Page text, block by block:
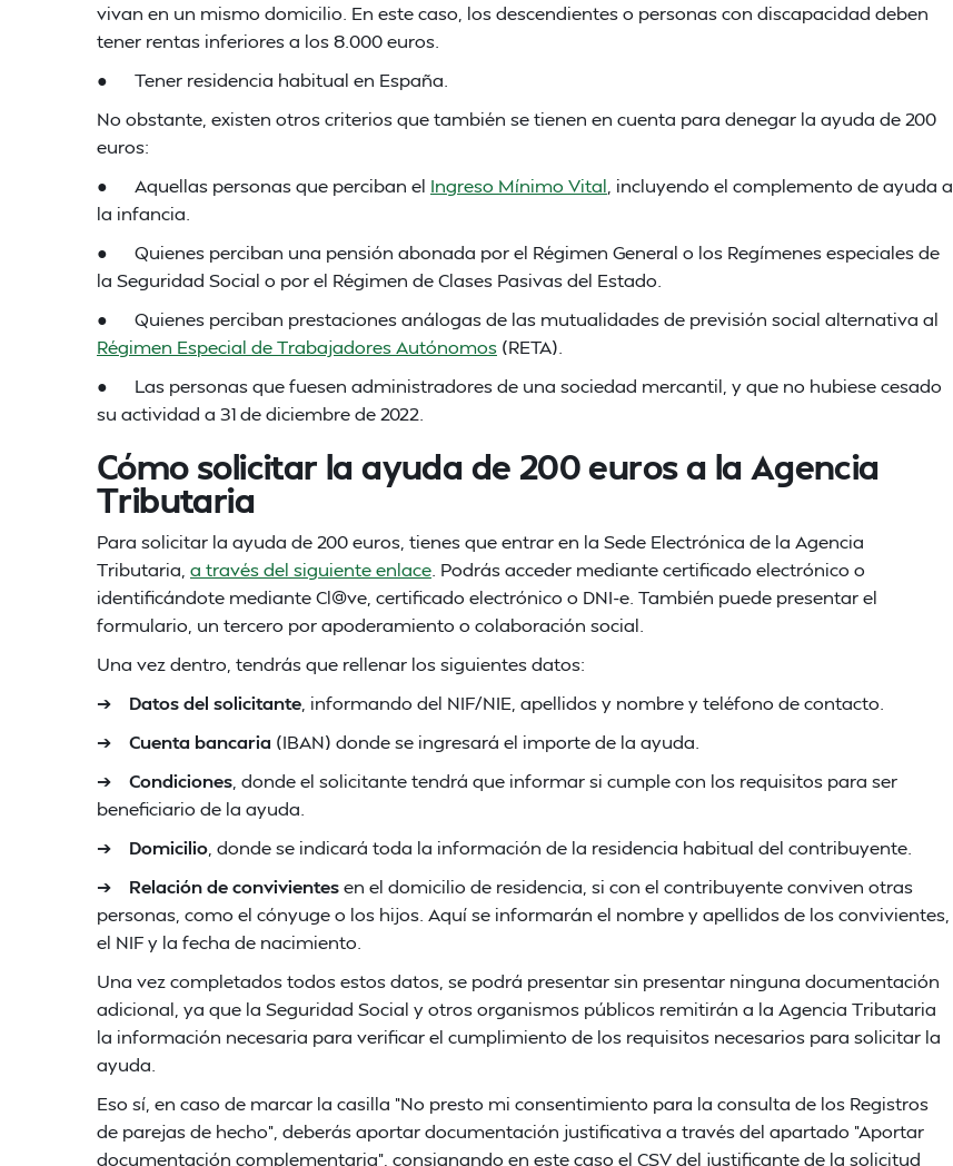
vivan en un mismo domicilio. En este caso, los descendientes o personas con discapacidad deben
tener rentas inferiores a los 8.000 euros.
● Tener residencia habitual en España.
No obstante, existen otros criterios que también se tienen en cuenta para denegar la ayuda de 200
euros:
● Aquellas personas que perciban el Ingreso Mínimo Vital , incluyendo el complemento de ayuda a
la infancia.
● Quienes perciban una pensión abonada por el Régimen General o los Regímenes especiales de
la Seguridad Social o por el Régimen de Clases Pasivas del Estado.
● Quienes perciban prestaciones análogas de las mutualidades de previsión social alternativa al
Régimen Especial de Trabajadores Autónomos (RETA).
● Las personas que fuesen administradores de una sociedad mercantil, y que no hubiese cesado
su actividad a 31 de diciembre de 2022.
Cómo solicitar la ayuda de 200 euros a la Agencia
Tributaria
Para solicitar la ayuda de 200 euros, tienes que entrar en la Sede Electrónica de la Agencia
Tributaria, a través del siguiente enlace . Podrás acceder mediante certificado electrónico o
identificándote mediante Cl@ve, certificado electrónico o DNI-e. También puede presentar el
formulario, un tercero por apoderamiento o colaboración social.
Una vez dentro, tendrás que rellenar los siguientes datos:
➔ Datos del solicitante , informando del NIF/NIE, apellidos y nombre y teléfono de contacto.
➔ Cuenta bancaria (IBAN) donde se ingresará el importe de la ayuda.
➔ Condiciones , donde el solicitante tendrá que informar si cumple con los requisitos para ser
beneficiario de la ayuda.
➔ Domicilio , donde se indicará toda la información de la residencia habitual del contribuyente.
➔ Relación de convivientesen el domicilio de residencia, si con el contribuyente conviven otras
personas, como el cónyuge o los hijos. Aquí se informarán el nombre y apellidos de los convivientes,
el NIF y la fecha de nacimiento.
Una vez completados todos estos datos, se podrá presentar sin presentar ninguna documentación
adicional, ya que la Seguridad Social y otros organismos públicos remitirán a la Agencia Tributaria
la información necesaria para verificar el cumplimiento de los requisitos necesarios para solicitar la
ayuda.
Eso sí, en caso de marcar la casilla "No presto mi consentimiento para la consulta de los Registros
de parejas de hecho", deberás aportar documentación justificativa a través del apartado "Aportar
documentación complementaria", consignando en este caso el CSV del justificante de la solicitud